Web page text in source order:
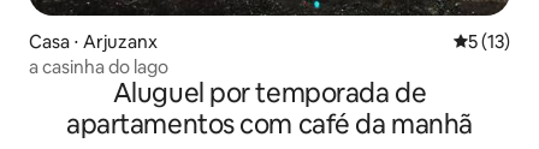
Casa ⋅ Arjuzanx 5 de uma
5 (13)
a casinha do lago
Aluguel por temporada de
apartamentos com café da manhã